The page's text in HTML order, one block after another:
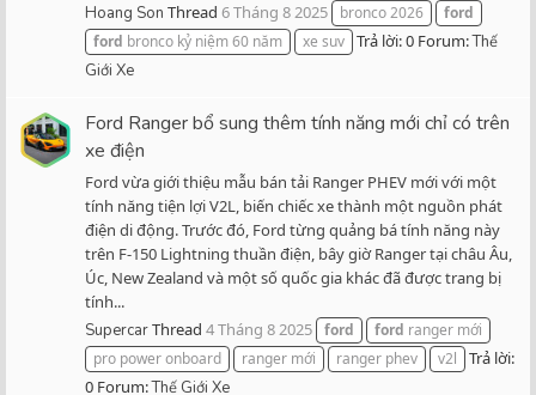
Hoang Son Thread 6 Tháng 8 2025 bronco 2026
ford
ford bronco kỷ niệm 60 năm xe suv Trả lời: 0 Forum:Thế
Giới Xe
Ford Ranger bổ sung thêm tính năng mới chỉ có trên
xe điện
Ford vừa giới thiệu mẫu bán tải Ranger PHEV mới với một
tính năng tiện lợi V2L, biến chiếc xe thành một nguồn phát
điện di động. Trước đó, Ford từng quảng bá tính năng này
trên F-150 Lightning thuần điện, bây giờ Ranger tại châu Âu,
Úc, New Zealand và một số quốc gia khác đã được trang bị
tính...
SupercarThread 4 Tháng 8 2025 ford ford ranger mới
pro power onboard
ranger mới ranger phev v2l
Trả lời:
0 Forum:Thế Giới Xe